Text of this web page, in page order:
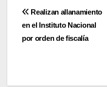
Navegación
de
Realizan allanamiento
en el Instituto Nacional
por orden de fiscalía